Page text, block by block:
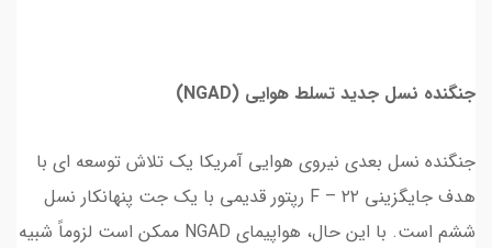
جنگنده نسل جدید تسلط هوایی (NGAD)
جنگنده نسل بعدی نیروی هوایی آمریکا یک تلاش توسعه ای با
هدف جایگزینی F – ۲۲ رپتور قدیمی با یک جت پنهانکار نسل
ششم است. با این حال، هواپیمای NGAD ممکن است لزوماً شبیه